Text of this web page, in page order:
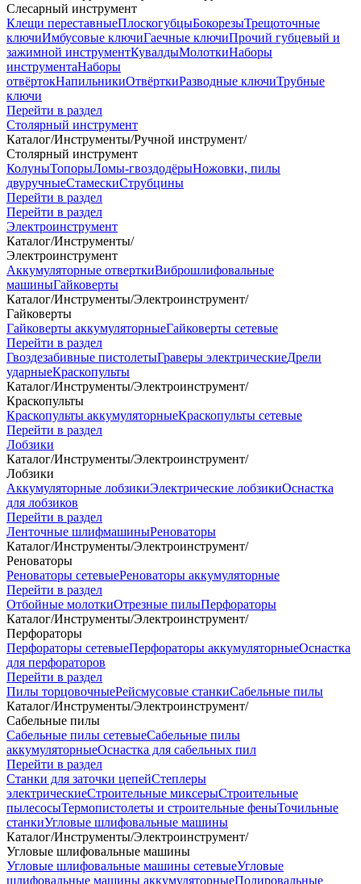
Слесарный инструмент
Клещи переставныеПлоскогубцыБокорезыТрещоточные
ключиИмбусовые ключиГаечные ключиПрочий губцевый и
зажимной инструментКувалдыМолоткиНаборы
инструментаНаборы
отвёртокНапильникиОтвёрткиРазводные ключиТрубные
ключи
Перейти в раздел
Столярный инструмент
Каталог/Инструменты/Ручной инструмент/
Столярный инструмент
КолуныТопорыЛомы-гвоздодёрыНожовки, пилы
двуручныеСтамескиСтрубцины
Перейти в раздел
Перейти в раздел
Электроинструмент
Каталог/Инструменты/
Электроинструмент
Аккумуляторные отверткиВиброшлифовальные
машиныГайковерты
Каталог/Инструменты/Электроинструмент/
Гайковерты
Гайковерты аккумуляторныеГайковерты сетевые
Перейти в раздел
Гвоздезабивные пистолетыГраверы электрическиеДрели
ударныеКраскопульты
Каталог/Инструменты/Электроинструмент/
Краскопульты
Краскопульты аккумуляторныеКраскопульты сетевые
Перейти в раздел
Лобзики
Каталог/Инструменты/Электроинструмент/
Лобзики
Аккумуляторные лобзикиЭлектрические лобзикиОснастка
для лобзиков
Перейти в раздел
Ленточные шлифмашиныРеноваторы
Каталог/Инструменты/Электроинструмент/
Реноваторы
Реноваторы сетевыеРеноваторы аккумуляторные
Перейти в раздел
Отбойные молоткиОтрезные пилыПерфораторы
Каталог/Инструменты/Электроинструмент/
Перфораторы
Перфораторы сетевыеПерфораторы аккумуляторныеОснастка
для перфораторов
Перейти в раздел
Пилы торцовочныеРейсмусовые станкиСабельные пилы
Каталог/Инструменты/Электроинструмент/
Сабельные пилы
Сабельные пилы сетевыеСабельные пилы
аккумуляторныеОснастка для сабельных пил
Перейти в раздел
Станки для заточки цепейСтеплеры
электрическиеСтроительные миксерыСтроительные
пылесосыТермопистолеты и строительные феныТочильные
станкиУгловые шлифовальные машины
Каталог/Инструменты/Электроинструмент/
Угловые шлифовальные машины
Угловые шлифовальные машины сетевыеУгловые
шлифовальные машины аккумуляторныеПолировальные